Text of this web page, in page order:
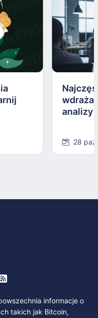
analizy
28
informacje o
takich jak Bitcoin,